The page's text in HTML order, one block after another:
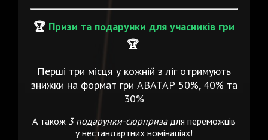
🏆 Призи та подарунки для учасників гри
🏆
Перші три місця у кожній з ліг отримують
знижки на формат гри АВАТАР 50%, 40% та
30%
А також 3 подарунки-сюрпризадля переможців
у нестандартних номінаціях!